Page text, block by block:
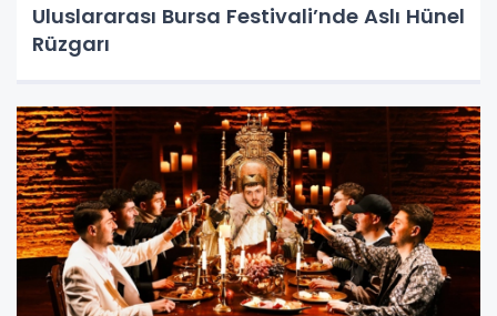
Uluslararası Bursa Festivali’nde Aslı Hünel
Rüzgarı